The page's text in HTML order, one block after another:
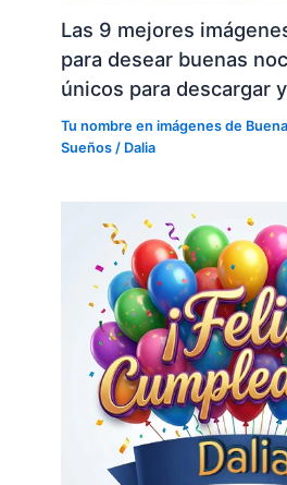
Las 9 mejores
para desear buenas
únicos para descargar
Tu nombre en imágenes de
Sueños / Dalia